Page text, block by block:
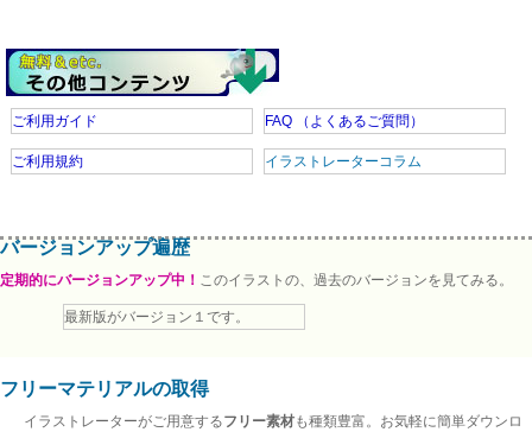
ご利用ガイド FAQ（よくあるご質問）
ご利用規約 イラストレーターコラム
バージョンアップ遍歴
定期的にバージョンアップ中！ このイラストの、過去のバージョンを見てみる。
最新版がバージョン１です。
フリーマテリアルの取得
イラストレーターがご用意するフリー素材も種類豊富。お気軽に簡単ダウンロ